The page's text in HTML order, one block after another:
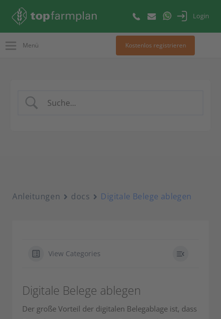
Login
Menü Kostenlos registrieren
Anleitungen docs Digitale Belege ablegen
View Categories
Digitale Belege ablegen
Der große Vorteil der digitalen Belegablage ist, dass